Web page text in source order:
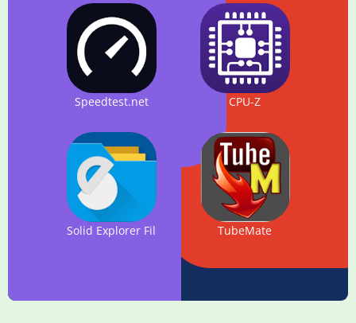
Speedtest.net CPU-Z
Solid Explorer File Manager TubeMate